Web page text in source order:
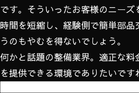
です。そういったお客様のニー
時間を短縮し、経験側で簡単部品
うのもやむを得ないでしょう。
何かと話題の整備業界。適正な料
を提供できる環境でありたいです